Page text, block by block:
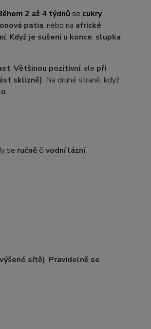
2 až 4 týdnůse cukry
patia, nebo na africké
. Když je sušení u konce, slupka
. Většinou pozitivní, ale při
sklizně). Na druhé straně, když
.
se ručně či vodní lázní
sítě). Pravidelně se